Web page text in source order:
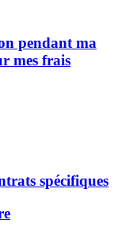
pendant ma
mes frais
spécifiques